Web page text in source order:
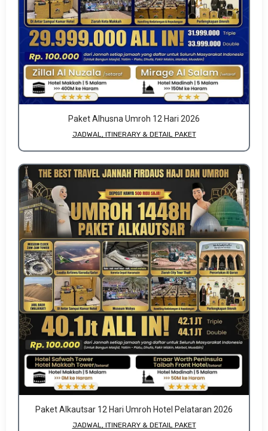
Paket Alhusna Umroh 12 Hari 2026
JADWAL, ITINERARY & DETAIL PAKET
Paket Alkautsar 12 Hari Umroh Hotel Pelataran 2026
JADWAL, ITINERARY & DETAIL PAKET